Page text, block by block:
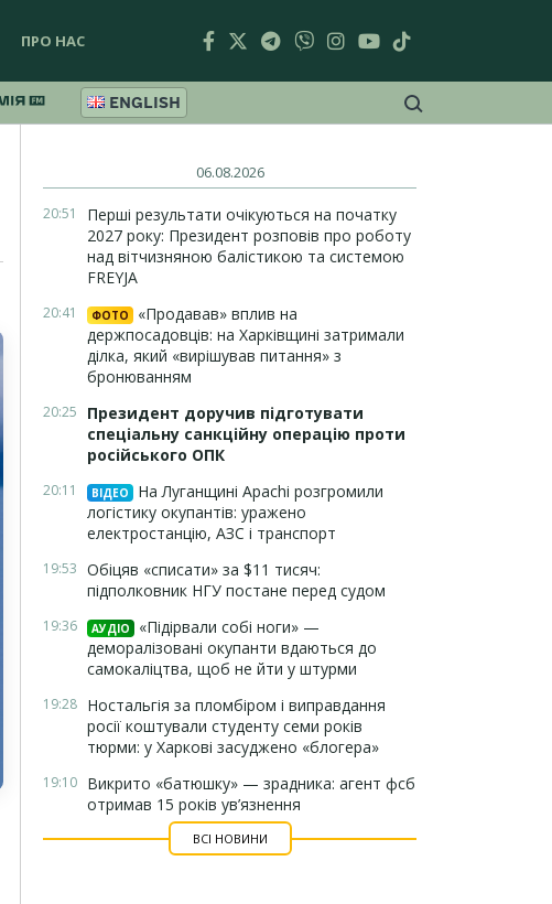
ПРО НАС
ENGLISH
06.08.2026
20:51
Перші результати очікуються на початку
2027 року: Президент розповів про роботу
над вітчизняною балістикою та системою
FREYJA
20:41 ФОТО
«Продавав» вплив на
держпосадовців: на Харківщині затримали
ділка, який «вирішував питання» з
бронюванням
20:25
Президент доручив підготувати
спеціальну санкційну операцію проти
російського ОПК
20:11 ВІДЕО
На Луганщині Apachi розгромили
логістику окупантів: уражено
електростанцію, АЗС і транспорт
19:53 Обіцяв «списати» за $11 тисяч:
підполковник НГУ постане перед судом
19:36 АУДІО
«Підірвали собі ноги» —
деморалізовані окупанти вдаються до
самокаліцтва, щоб не йти у штурми
19:28 Ностальгія за пломбіром і виправдання
росії коштували студенту семи років
тюрми: у Харкові засуджено «блогера»
19:10 Викрито «батюшку» — зрадника: агент фсб
отримав 15 років ув’язнення
ВСІ НОВИНИ